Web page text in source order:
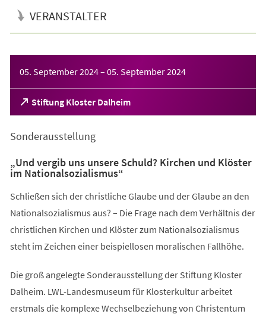
VERANSTALTER
05. September 2024– 05. September 2024
Stiftung Kloster Dalheim
(Öffnet
in
neuen
Sonderausstellung
„Und vergib uns unsere Schuld? Kirchen und Klöster
im Nationalsozialismus“
Schließen sich der christliche Glaube und der Glaube an den
Nationalsozialismus aus? – Die Frage nach dem Verhältnis der
christlichen Kirchen und Klöster zum Nationalsozialismus
steht im Zeichen einer beispiellosen moralischen Fallhöhe.
Die groß angelegte Sonderausstellung der Stiftung Kloster
Dalheim. LWL-Landesmuseum für Klosterkultur arbeitet
erstmals die komplexe Wechselbeziehung von Christentum